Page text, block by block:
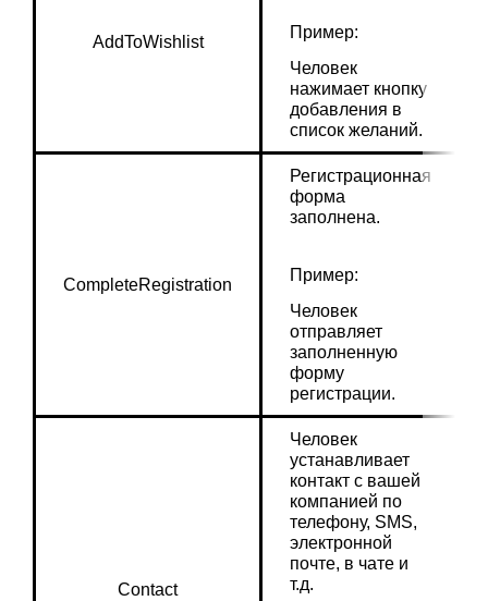
AddToWishlist
Пример:
Человек
нажимает кнопку
добавления в
список желаний.
CompleteRegistration
Регистрационная
форма
заполнена.
Пример:
Человек
отправляет
заполненную
форму
регистрации.
Contact
Человек
устанавливает
контакт с вашей
компанией по
телефону, SMS,
электронной
почте, в чате и
т.д.